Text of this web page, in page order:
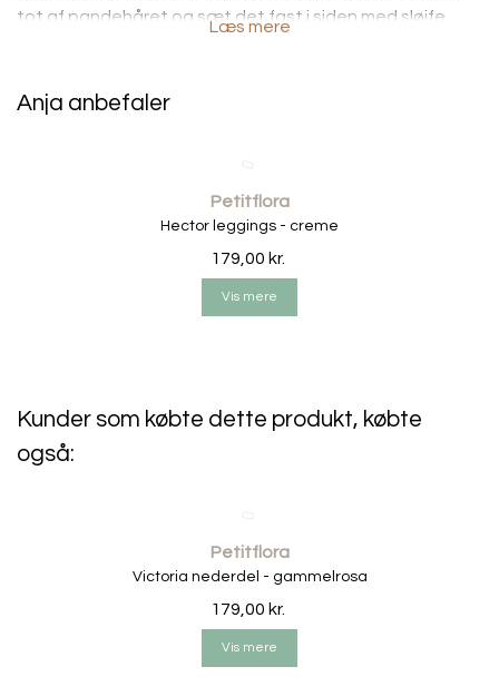
tot af pandehåret og sæt det fast i siden med sløjfe
• Sløjfe: ca. 8 cm.
• 100% Oekotex grosgrain bånd.
Læs mere
Anja anbefaler
Petitflora
Hector leggings - creme
179,00 kr.
Vis mere
Kunder som købte dette produkt, købte
også:
Petitflora
Victoria nederdel - gammelrosa
179,00 kr.
Vis mere